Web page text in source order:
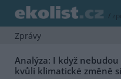
/
Zprávy
Analýza: I když
kvůli klimatické změně